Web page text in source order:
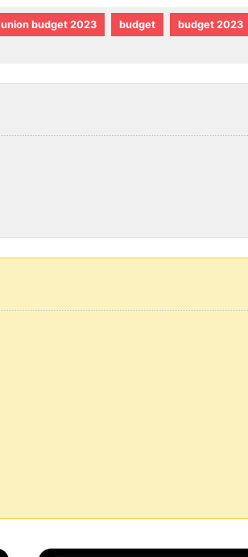
union budget 2023 budget
budget 2023